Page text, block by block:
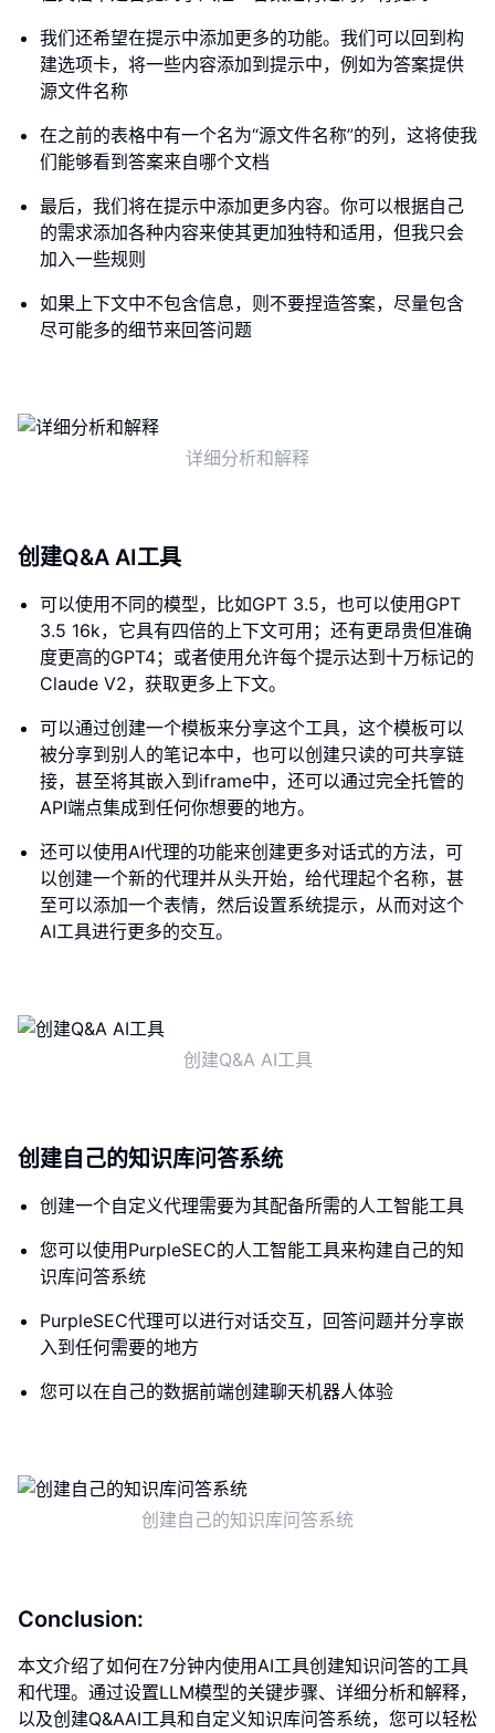
我们还希望在提示中添加更多的功能。我们可以回到构
建选项卡，将一些内容添加到提示中，例如为答案提供
源文件名称
在之前的表格中有一个名为“源文件名称”的列，这将使我
们能够看到答案来自哪个文档
最后，我们将在提示中添加更多内容。你可以根据自己
的需求添加各种内容来使其更加独特和适用，但我只会
加入一些规则
如果上下文中不包含信息，则不要捏造答案，尽量包含
尽可能多的细节来回答问题
详细分析和解释
创建Q&A AI工具
可以使用不同的模型，比如GPT 3.5，也可以使用GPT
3.5 16k，它具有四倍的上下文可用；还有更昂贵但准确
度更高的GPT4；或者使用允许每个提示达到十万标记的
Claude V2，获取更多上下文。
可以通过创建一个模板来分享这个工具，这个模板可以
被分享到别人的笔记本中，也可以创建只读的可共享链
接，甚至将其嵌入到iframe中，还可以通过完全托管的
API端点集成到任何你想要的地方。
还可以使用AI代理的功能来创建更多对话式的方法，可
以创建一个新的代理并从头开始，给代理起个名称，甚
至可以添加一个表情，然后设置系统提示，从而对这个
AI工具进行更多的交互。
创建Q&A AI工具
创建自己的知识库问答系统
创建一个自定义代理需要为其配备所需的人工智能工具
您可以使用PurpleSEC的人工智能工具来构建自己的知
识库问答系统
PurpleSEC代理可以进行对话交互，回答问题并分享嵌
入到任何需要的地方
您可以在自己的数据前端创建聊天机器人体验
创建自己的知识库问答系统
Conclusion:
本文介绍了如何在7分钟内使用AI工具创建知识问答的工具
和代理。通过设置LLM模型的关键步骤、详细分析和解释，
以及创建Q&AAI工具和自定义知识库问答系统，您可以轻松